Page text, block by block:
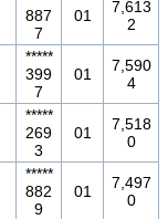
887
7
01
7,613
2
*****
399
7
01
7,590
4
*****
269
3
01
7,518
0
*****
882
9
01
7,497
0